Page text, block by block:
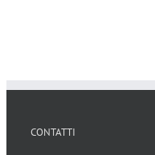
CONTATTI